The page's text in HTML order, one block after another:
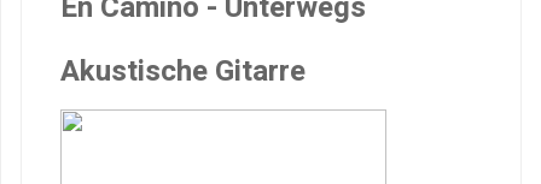
Akustische Gitarre